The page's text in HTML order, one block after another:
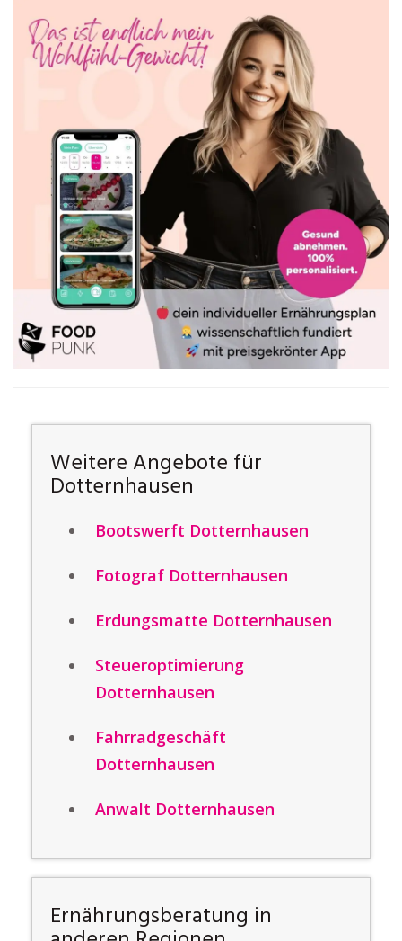
Weitere Angebote für
Dotternhausen
Bootswerft Dotternhausen
Fotograf Dotternhausen
Erdungsmatte Dotternhausen
Steueroptimierung
Dotternhausen
Fahrradgeschäft
Dotternhausen
Anwalt Dotternhausen
Ernährungsberatung in